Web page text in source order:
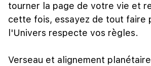
tourner la page de votre vie et
cette fois, essayez de tout faire
l'Univers respecte vos règles.
Verseau et alignement planétaire